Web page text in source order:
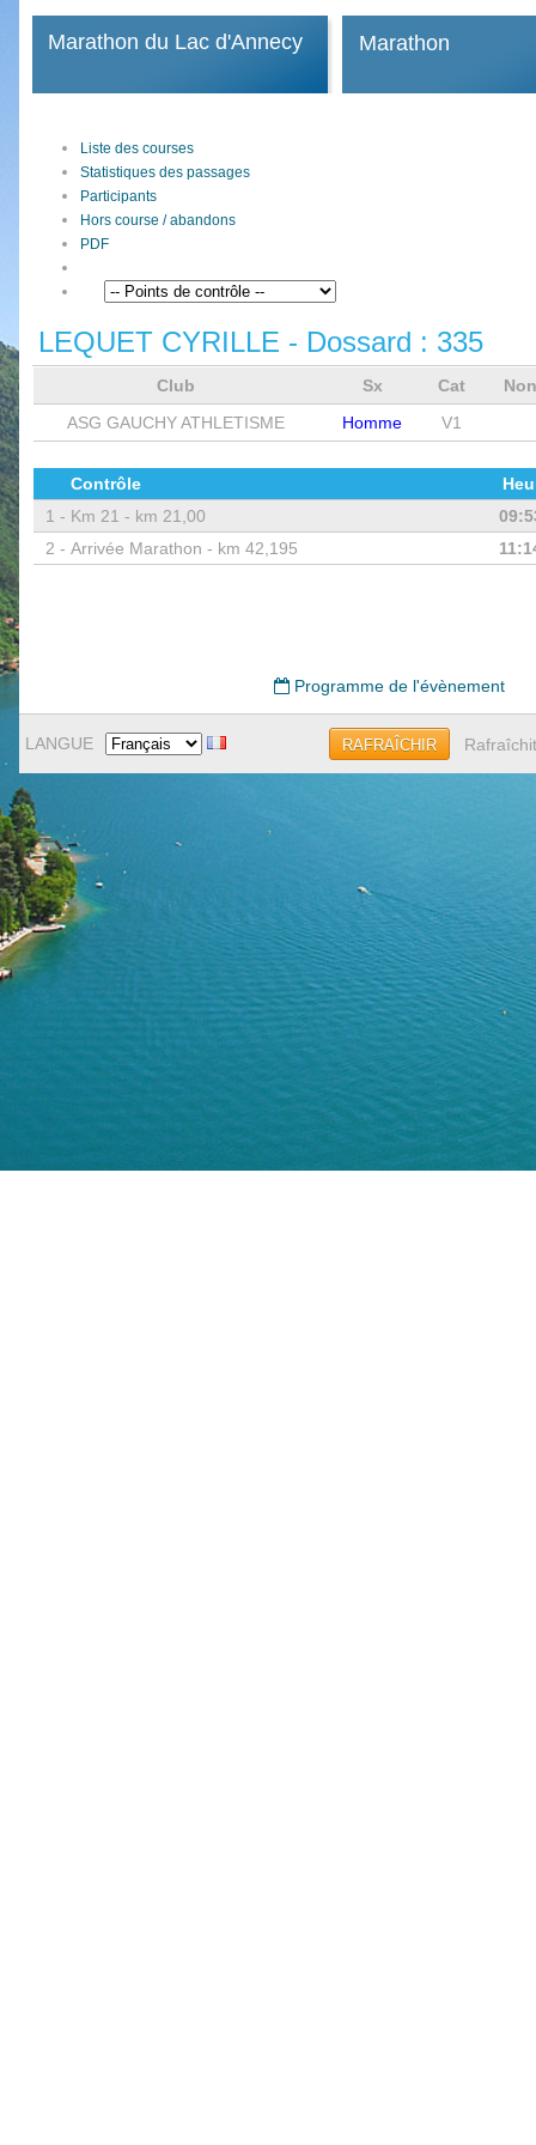
Marathon du Lac d'Annecy Marathon
Liste des courses
Statistiques des passages
Participants
Hors course / abandons
PDF
LEQUET CYRILLE - Dossard : 335
Club Sx Cat
ASG GAUCHY ATHLETISME
Homme V1
Contrôle
1 - Km 21 - km 21,00
2 - Arrivée Marathon - km 42,195
Programme de l'évènement
LANGUE RAFRAÎCHIR